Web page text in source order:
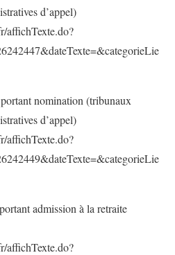
d’appel)
affichTexte.do?
nomination (tribunaux
d’appel)
affichTexte.do?
admission à la retraite
affichTexte.do?